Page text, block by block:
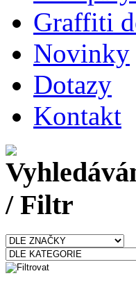
Graffiti
Novinky
Dotazy
Kontakt